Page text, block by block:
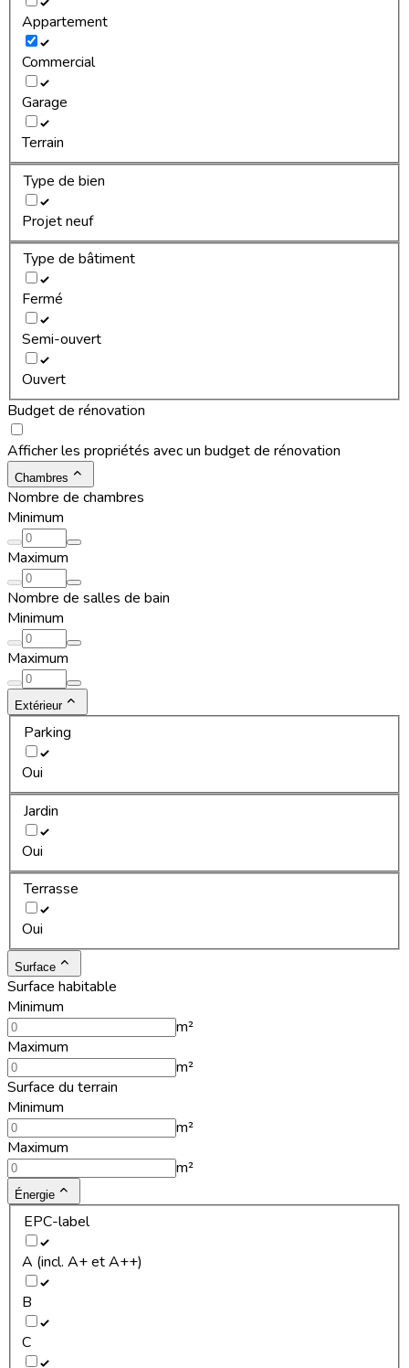
Appartement
Commercial
Garage
Terrain
Type de bien
Projet neuf
Type de bâtiment
Fermé
Semi-ouvert
Ouvert
Budget de rénovation
Afficher les propriétés avec un budget de rénovation
Chambres
Nombre de chambres
Minimum
Maximum
Nombre de salles de bain
Minimum
Maximum
Extérieur
Parking
Oui
Jardin
Oui
Terrasse
Oui
Surface
Surface habitable
Minimum
m²
Maximum
m²
Surface du terrain
Minimum
m²
Maximum
m²
Énergie
EPC-label
A (incl. A+ et A++)
B
C